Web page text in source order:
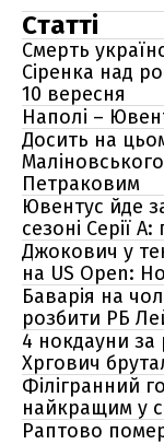
Статті
Смерть
Сіренка над
10 вересня
Наполі –
Досить на
Петраковим
Ювентус йде
сезоні Серії
Джокович у
на US Open:
Баварія на
розбити РБ
4 нокдауни за
Хргович
Філігранний
найкращим у
Раптово